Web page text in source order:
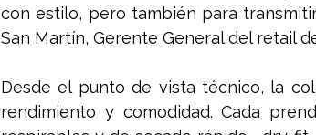
con estilo, pero también para
San Martín, Gerente General del retail
Desde el punto de vista técnico, la
rendimiento y comodidad. Cada